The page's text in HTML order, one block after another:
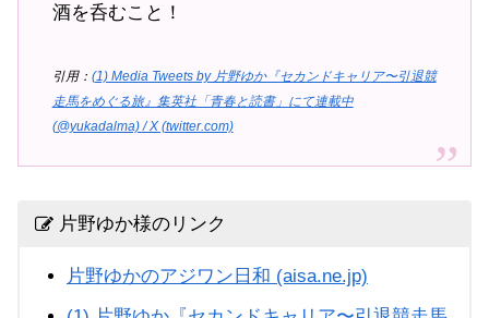
酒を呑むこと！
引用： (1) Media Tweets by 片野ゆか『セカンドキャリア〜引退競
走馬をめぐる旅』集英社「青春と読書」にて連載中
(@yukadalma) / X (twitter.com)
片野ゆか様のリンク
片野ゆかのアジワン日和 (aisa.ne.jp)